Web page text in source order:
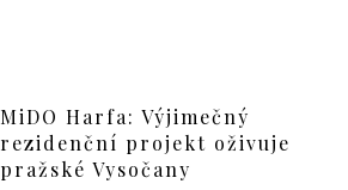
MiDO Harfa: Výjimečný
rezidenční projekt oživuje
pražské Vysočany